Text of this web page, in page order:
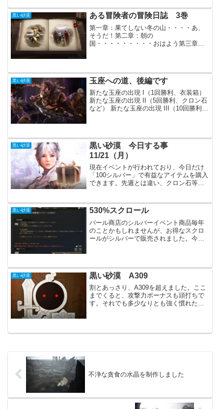
イベント！ファンミーティング開催記
念！...
黒い砂漠 ある冒険者の冒険日誌 3巻
第一章：果てしない冬の山・・・・あ、
そうだ！第二章：朝の
国・・・・・・・・・おはよう第三章：
険者の冒険日誌」が実装され...
黒い砂漠 玉座への道、後編です
新たな玉座の出現 I（1回勝利、衣装箱）
新たな玉座の出現 II（5回勝利、クロン石
など） 新たな玉座の出現 III（10回勝利、
で...
黒い砂漠
黒い砂漠 今日する事
11/21（月）
現在イベントが行われており、今日だけ
「100シルバー」で有益なアイテムを購入
できます。先週とは違い、クロン石等が
ツと積み重ねる事が大切です。特に有益
なアイテムが簡単に入...
黒い砂漠 530%スクロール
パール商店のシルバーイベント商品毎年
のことかもしれませんが、お得なスクロ
ールがシルバーで販売されました。今は
が、どんどん使った方が良い...
黒い砂漠 黒い砂漠 A309
割とあっさり、A309を超えました。ここ
までくると、攻撃力ボーナスも頭打ちで
す。それでも多少なりとも強く慣れたと
す。ただこれで手持ち...
不浄な貪食の水晶を制作しました